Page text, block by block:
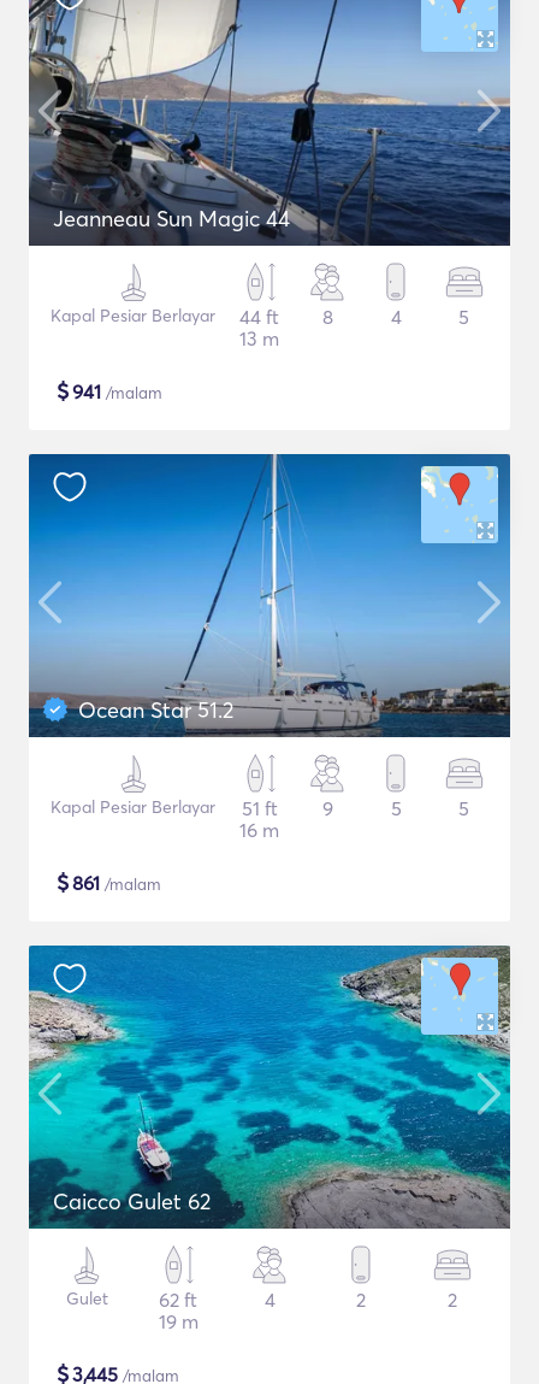
Jeanneau Sun Magic 44
Kapal Pesiar Berlayar
44 ft
13 m
8 4 5
$941 /malam
Ocean Star 51.2
Kapal Pesiar Berlayar
51 ft
16 m
9 5 5
$861 /malam
Caicco Gulet 62
Gulet
62 ft
19 m
4 2 2
$3,445 /malam